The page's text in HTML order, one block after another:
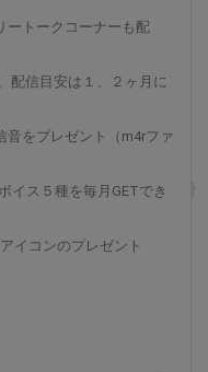
ートークコーナーも配
配信目安は１、２ヶ月に
音をプレゼント（m4rファ
イス５種を毎月GETでき
イコンのプレゼント